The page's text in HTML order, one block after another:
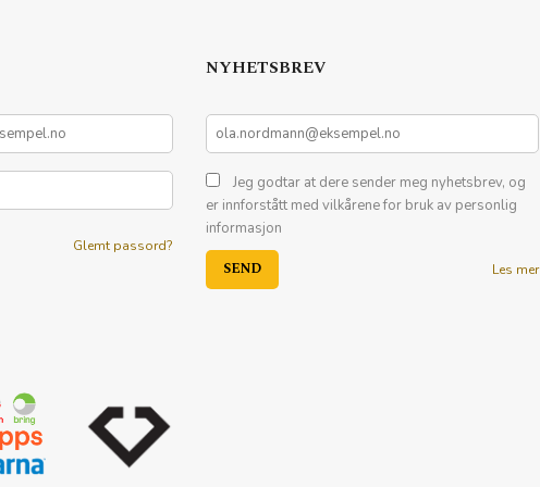
Glemt passord?
NYHETSBREV
Jeg godtar at dere sender meg nyhetsbrev, og
er innforstått med vilkårene for bruk av personlig
informasjon
Les mer